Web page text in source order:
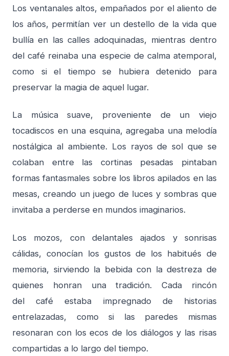
Los ventanales altos, empañados por el aliento de
los años, permitían ver un destello de la vida que
bullía en las calles adoquinadas, mientras dentro
del café reinaba una especie de calma atemporal,
como si el tiempo se hubiera detenido para
preservar la magia de aquel lugar.
La música suave, proveniente de un viejo
tocadiscos en una esquina, agregaba una melodía
nostálgica al ambiente. Los rayos de sol que se
colaban entre las cortinas pesadas pintaban
formas fantasmales sobre los libros apilados en las
mesas, creando un juego de luces y sombras que
invitaba a perderse en mundos imaginarios.
Los mozos, con delantales ajados y sonrisas
cálidas, conocían los gustos de los habitués de
memoria, sirviendo la bebida con la destreza de
quienes honran una tradición. Cada rincón
del café estaba impregnado de historias
entrelazadas, como si las paredes mismas
resonaran con los ecos de los diálogos y las risas
compartidas a lo largo del tiempo.